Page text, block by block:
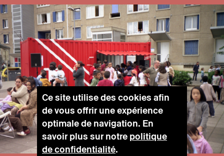
Ce site utilise des cookies afin
de vous offrir une expérience
optimale de navigation. En
savoir plus sur notre politique
de confidentialité.